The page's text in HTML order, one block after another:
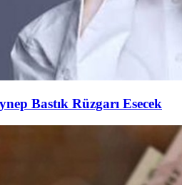
Bastık Rüzgarı Esecek